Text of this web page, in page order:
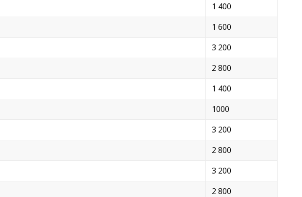
1 400
1 600
3 200
2 800
1 400
1000
3 200
2 800
3 200
2 800